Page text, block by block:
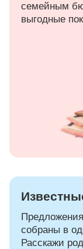
семейным
выгодные
собраны в
Расскажи